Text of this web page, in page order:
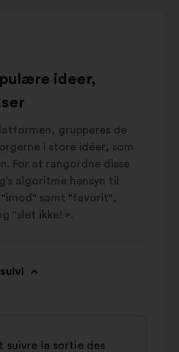
ideer,
grupperes de
i store idéer, som
For at rangordne disse
algoritme hensyn til
samt "favorit",
"slet ikke! ».
suivre la sortie des